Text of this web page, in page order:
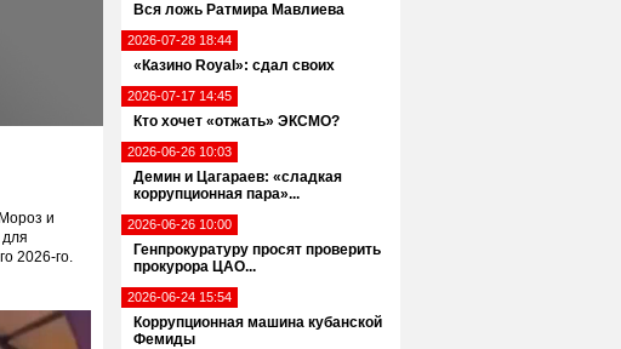
Вся ложь Ратмира Мавлиева
2026-07-28 18:44
«Казино Royal»: сдал своих
2026-07-17 14:45
Кто хочет «отжать» ЭКСМО?
2026-06-26 10:03
Демин и Цагараев: «сладкая
коррупционная пара»...
2026-06-26 10:00
Генпрокуратуру просят проверить
прокурора ЦАО...
2026-06-24 15:54
Коррупционная машина кубанской
Фемиды
и
2026-го.